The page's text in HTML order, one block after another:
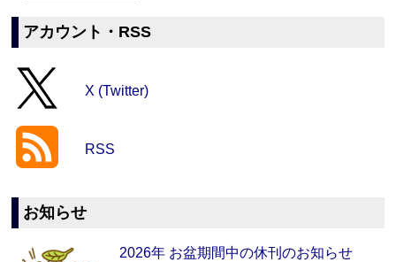
アカウント・RSS
X (Twitter)
RSS
お知らせ
2026年 お盆期間中の休刊のお知らせ